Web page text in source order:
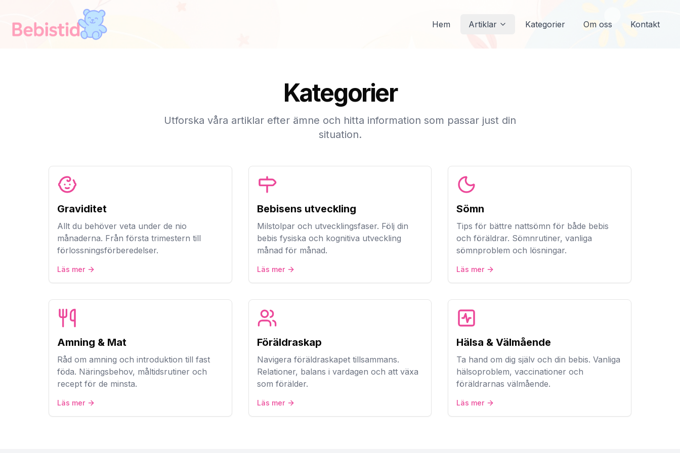
Hem Artiklar Kategorier Om oss Kontakt
Kategorier
Utforska våra artiklar efter ämne och hitta information som passar just din
situation.
Graviditet
Allt du behöver veta under de nio
månaderna. Från första trimestern till
förlossningsförberedelser.
Läs mer
Bebisens utveckling
Milstolpar och utvecklingsfaser. Följ din
bebis fysiska och kognitiva utveckling
månad för månad.
Läs mer
Sömn
Tips för bättre nattsömn för både bebis
och föräldrar. Sömnrutiner, vanliga
sömnproblem och lösningar.
Läs mer
Amning & Mat
Råd om amning och introduktion till fast
föda. Näringsbehov, måltidsrutiner och
recept för de minsta.
Läs mer
Föräldraskap
Navigera föräldraskapet tillsammans.
Relationer, balans i vardagen och att växa
som förälder.
Läs mer
Hälsa & Välmående
Ta hand om dig själv och din bebis. Vanliga
hälsoproblem, vaccinationer och
föräldrarnas välmående.
Läs mer